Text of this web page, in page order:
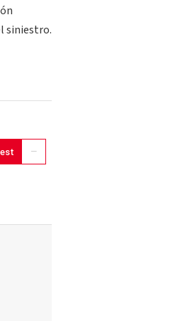
siniestro.